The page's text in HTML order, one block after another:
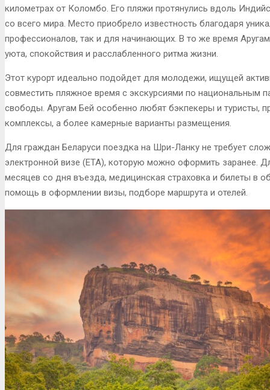
километрах от Коломбо. Его пляжи протянулись вдоль
со всего мира. Место приобрело известность благодаря
профессионалов, так и для начинающих. В то же время
уюта, спокойствия и расслабленного ритма жизни.
Этот курорт идеально подойдет для молодежи, ищущей
совместить пляжное время с экскурсиями по национальным
свободы. Аругам Бей особенно любят бэкпекеры и туристы,
комплексы, а более камерные варианты размещения.
Для граждан Беларуси поездка на Шри-Ланку не требует
электронной визе (ETA), которую можно оформить заранее.
месяцев со дня въезда, медицинская страховка и билеты в
помощь в оформлении визы, подборе маршрута и отелей.